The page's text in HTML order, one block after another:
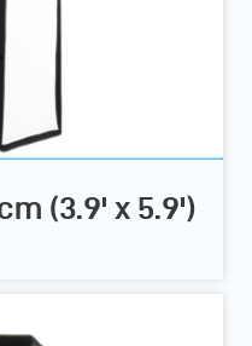
(3.9' x 5.9')